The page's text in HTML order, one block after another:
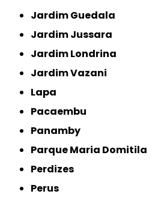
Jardim Guedala
Jardim Jussara
Jardim Londrina
Jardim Vazani
Lapa
Pacaembu
Panamby
Parque Maria Domitila
Perdizes
Perus